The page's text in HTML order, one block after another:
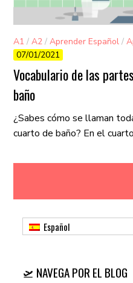
A1 /A2 /Aprender Español /
Vocabulario
07/01/2021
Vocabulario de las
baño
¿Sabes cómo se llaman
cuarto de baño? En el
Español
🛫 NAVEGA POR EL BLOG